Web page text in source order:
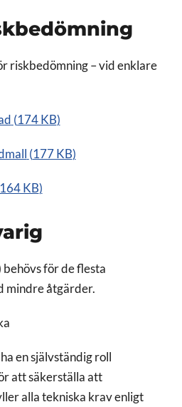
riskbedömning – vid enklare
(174 KB)
(177 KB)
KB)
för de flesta
mindre åtgärder.
en självständig roll
att säkerställa att
alla tekniska krav enligt